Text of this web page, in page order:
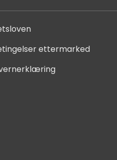
ettermarked